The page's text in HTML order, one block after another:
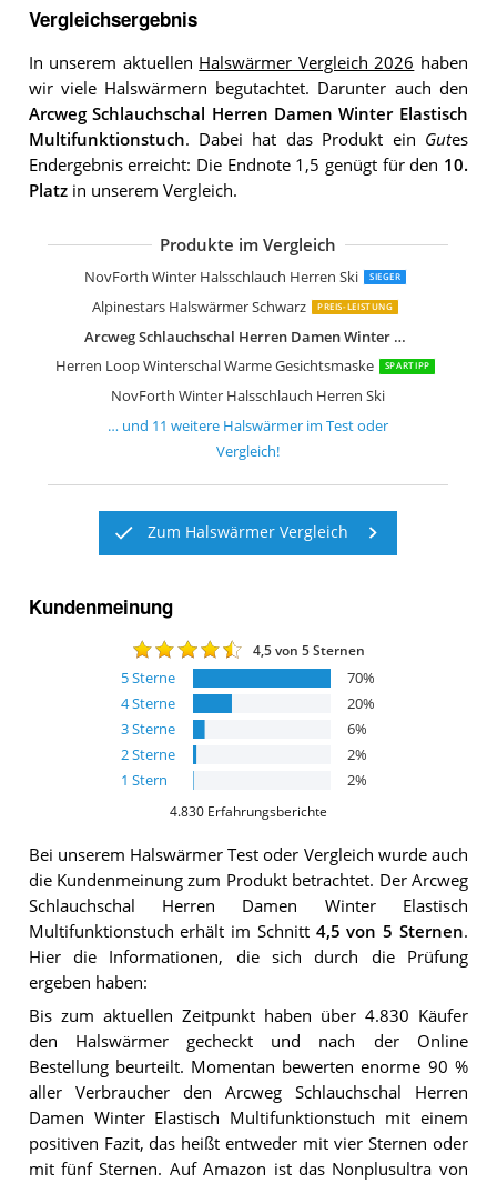
Vergleichsergebnis
In unserem aktuellen Halswärmer Vergleich 2026 haben
wir viele Halswärmern begutachtet. Darunter auch den
Arcweg Schlauchschal Herren Damen Winter Elastisch
Multifunktionstuch. Dabei hat das Produkt ein Gutes
Endergebnis erreicht: Die Endnote 1,5 genügt für den 10.
Platzin unserem Vergleich.
Produkte im Vergleich
NovForth Winter Halsschlauch Herren Ski SIEGER
Alpinestars Halswärmer Schwarz PREIS-LEISTUNG
Arcweg Schlauchschal Herren Damen Winter Elastisch Multifunktionstuch
Herren Loop Winterschal Warme Gesichtsmaske
SPARTIPP
NovForth Winter Halsschlauch Herren Ski
NovForth Winter Halsschlauch
Schlauchschal Herren & Damen
TODO Universal Schlauchschal
Schlauchschal Herren & Damen
… und 11 weitere Halswärmer im Test oder
Vergleich!
Zum Halswärmer Vergleich
Kundenmeinung
4,5von 5 Sternen
5Sterne 70%
4Sterne 20%
3Sterne 6%
2Sterne 2%
1 Stern 2%
4.830 Erfahrungsberichte
Bei unserem Halswärmer Test oder Vergleich wurde auch
die Kundenmeinung zum Produkt betrachtet. Der Arcweg
Schlauchschal Herren Damen Winter Elastisch
Multifunktionstuch erhält im Schnitt 4,5 von 5 Sternen.
Hier die Informationen, die sich durch die Prüfung
ergeben haben:
Bis zum aktuellen Zeitpunkt haben über 4.830 Käufer
den Halswärmer gecheckt und nach der Online
Bestellung beurteilt. Momentan bewerten enorme 90 %
aller Verbraucher den Arcweg Schlauchschal Herren
Damen Winter Elastisch Multifunktionstuch mit einem
positiven Fazit, das heißt entweder mit vier Sternen oder
mit fünf Sternen. Auf Amazon ist das Nonplusultra von